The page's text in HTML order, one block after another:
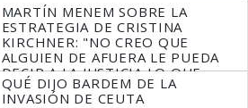
MARTÍN MENEM SOBRE LA
ESTRATEGIA DE CRISTINA
KIRCHNER: "NO CREO QUE
ALGUIEN DE AFUERA LE PUEDA
DECIR A LA JUSTICIA LO QUE
TIENE QUE HACER"
QUÉ DIJO BARDEM DE LA
INVASIÓN DE CEUTA